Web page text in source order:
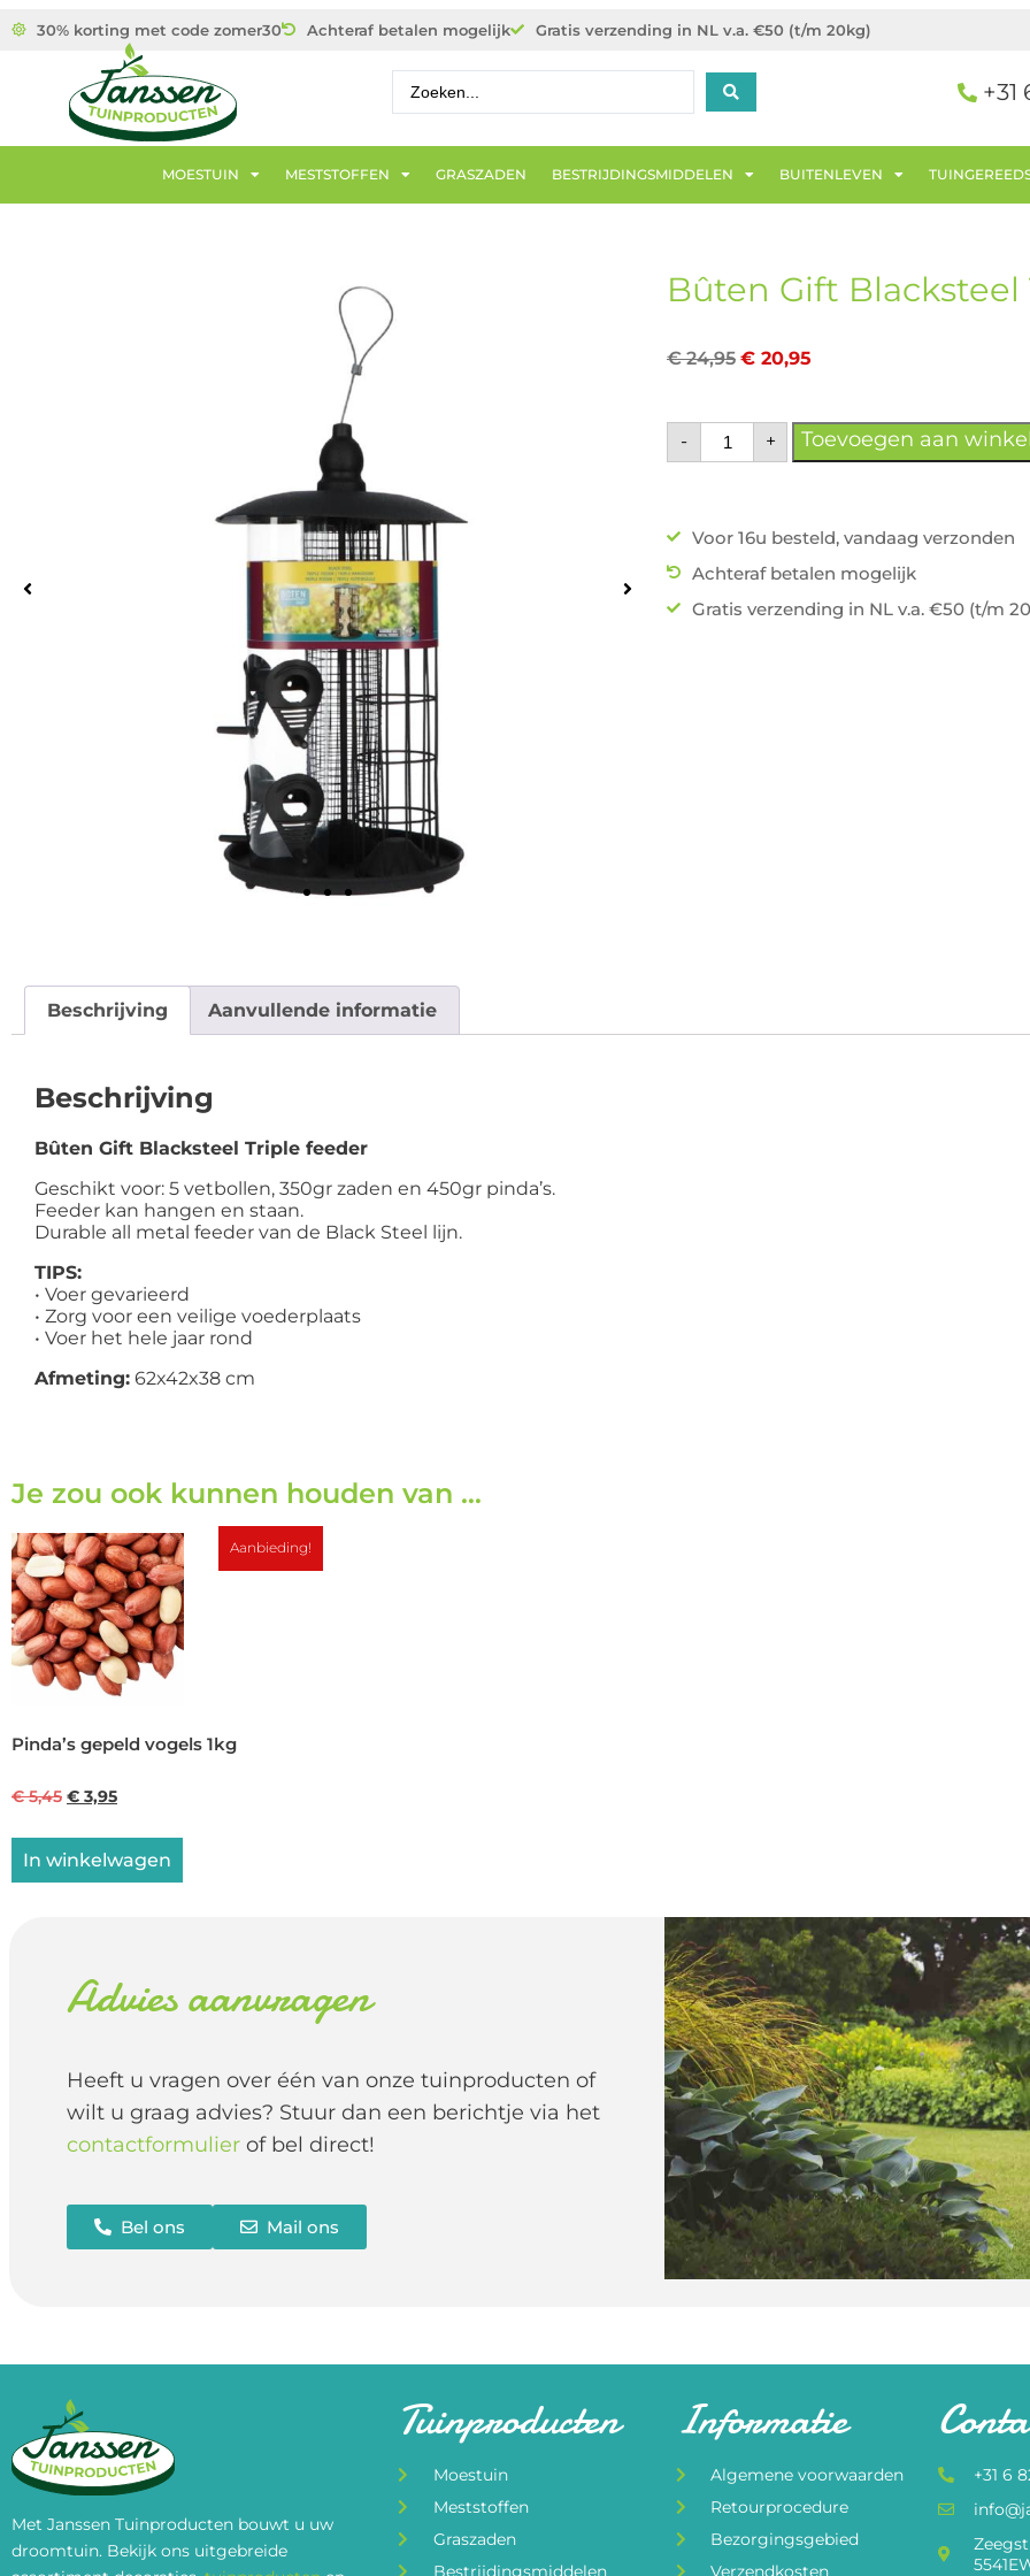
30% korting met code zomer30 Achteraf betalen mogelijk Gratis verzending in NL v.a. €50 (t/m 20kg)
+31
MOESTUIN MESTSTOFFEN GRASZADEN BESTRIJDINGSMIDDELEN BUITENLEVEN
Bûten Gift
€24,95 € 20,95
- + Toevoegen aan
Voor 16u besteld, vandaag verzonden
Achteraf betalen mogelijk
Gratis verzending in NL v.a. €50 (t/m
Beschrijving Aanvullende informatie
Beschrijving
Bûten Gift Blacksteel Triple feeder
Geschikt voor: 5 vetbollen, 350gr zaden en 450gr pinda’s.
Feeder kan hangen en staan.
Durable all metal feeder van de Black Steel lijn.
TIPS:
• Voer gevarieerd
• Zorg voor een veilige voederplaats
• Voer het hele jaar rond
Afmeting: 62x42x38 cm
Je zou ook kunnen houden van …
Aanbieding!
Pinda’s gepeld vogels 1kg
€5,45 € 3,95
In winkelwagen
Advies aanvragen
Heeft u vragen over één van onze tuinproducten of
wilt u graag advies? Stuur dan een berichtje via het
contactformulier of bel direct!
Bel ons Mail ons
Met Janssen Tuinproducten bouwt u uw
droomtuin. Bekijk ons uitgebreide
Tuinproducten
Moestuin
Meststoffen
Graszaden
Bestrijdingsmiddelen
Informatie
Algemene voorwaarden
Retourprocedure
Bezorgingsgebied
Verzendkosten
+31 6